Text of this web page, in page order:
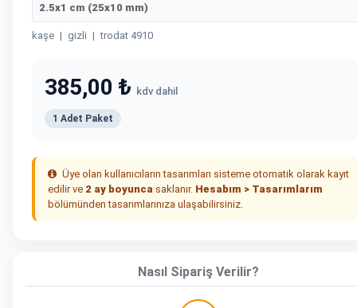
2.5x1 cm (25x10 mm)
kaşe | gizli | trodat 4910
385,00 ₺ kdv dahil
1 Adet Paket
Üye olan kullanıcıların tasarımları sisteme otomatik olarak kayıt
edilir ve 2 ay boyunca saklanır. Hesabım > Tasarımlarım
bölümünden tasarımlarınıza ulaşabilirsiniz.
Nasıl Sipariş Verilir?